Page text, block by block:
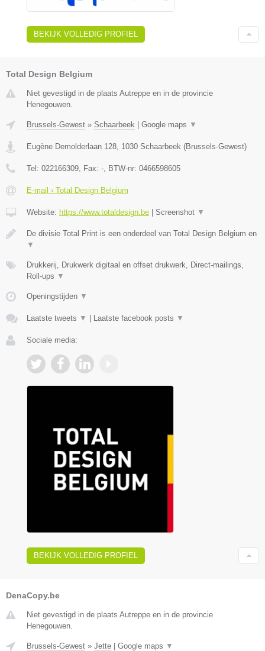
BEKIJK VOLLEDIG PROFIEL
Total Design Belgium
Niet gevestigd in de plaats Autreppe en in de provincie
Henegouwen.
Brussels-Gewest » Schaarbeek Google maps ▼
Eugène Demolderlaan 128 1030 Schaarbeek (Brussels-Gewest)
Tel: 022166309 , Fax: - , BTW-nr: 0466598605
E-mail › Total Design Belgium
Website: https://www.totaldesign.be Screenshot ▼
De divisie Total Print is een onderdeel van Total Design Belgium en
▼
Drukkerij, Drukwerk digitaal en offset drukwerk, Direct-mailings,
Roll-ups ▼
Openingstijden ▼
Laatste tweets ▼ Laatste facebook posts ▼
Sociale media:
BEKIJK VOLLEDIG PROFIEL
DenaCopy.be
Niet gevestigd in de plaats Autreppe en in de provincie
Henegouwen.
Brussels-Gewest » Jette Google maps ▼